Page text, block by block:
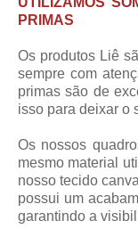
PRIMAS
Os produtos Liê
sempre com
primas são de
isso para deixar o
Os nossos
mesmo material
nosso tecido
possui um
garantindo a